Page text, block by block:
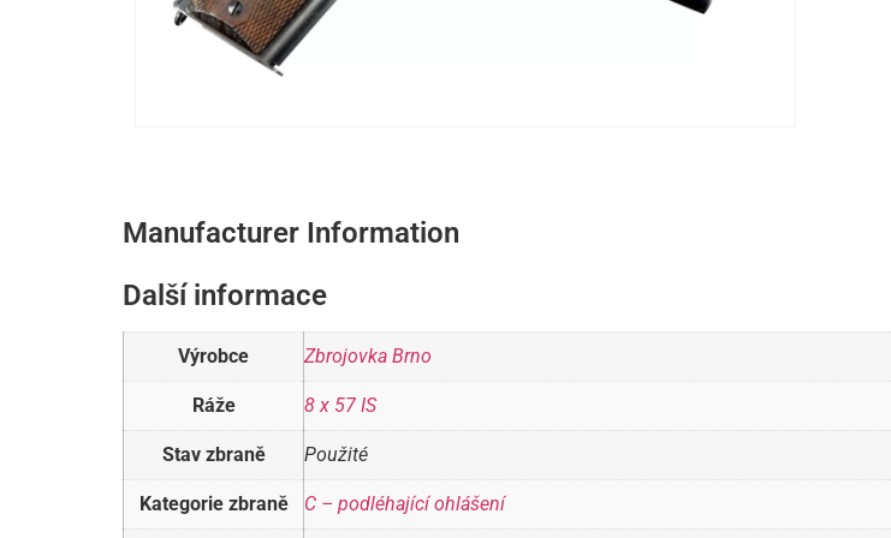
Manufacturer Information
Další informace
Výrobce Zbrojovka Brno
Ráže 8 x 57 IS
Stav zbraně Použité
Kategorie zbraně C – podléhající ohlášení